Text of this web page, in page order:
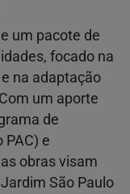
um pacote de
focado na
na adaptação
um aporte
de
PAC) e
obras visam
São Paulo